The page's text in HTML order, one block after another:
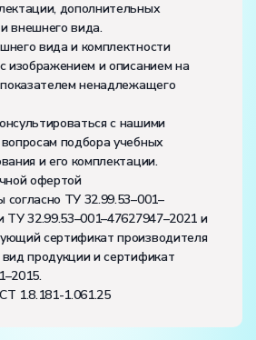
дополнительных
внешнего вида.
вида и комплектности
изображением и описанием на
ненадлежащего
с нашими
подбора учебных
и его комплектации.
офертой
ТУ 32.99.53–001–
ТУ 32.99.53–001–47627947–2021 и
сертификат производителя
продукции и сертификат
1.8.181-1.061.25